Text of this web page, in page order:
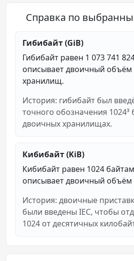
Справка по
Гибибайт (GiB)
Гибибайт равен 1 073 741
описывает двоичный объём
хранилищ.
История: гибибайт был
точного обозначения 1024³
двоичных хранилищах.
Кибибайт (KiB)
Кибибайт равен 1024
описывает двоичный объём
История: двоичные
были введены IEC, чтобы
1024 от десятичных